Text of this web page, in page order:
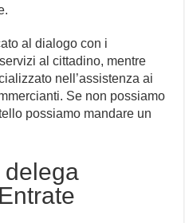
al dialogo con i
al cittadino, mentre
nell’assistenza ai
Se non possiamo
possiamo mandare un